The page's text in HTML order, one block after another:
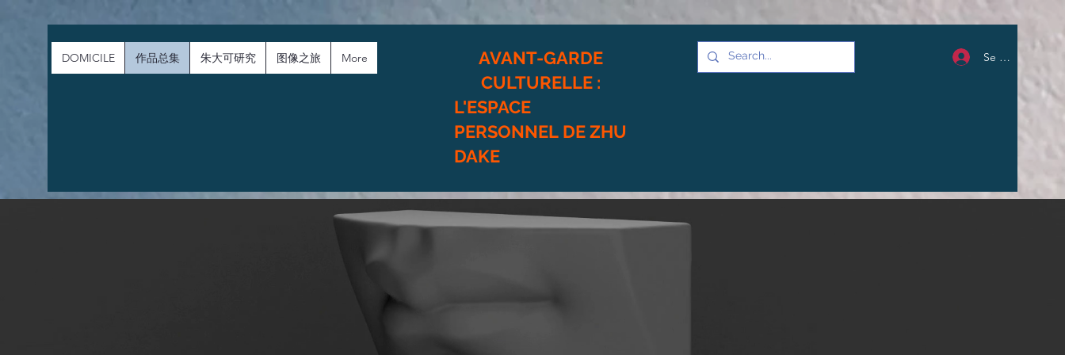
DOMICILE 作品总集 朱大可研究 图像之旅 More
AVANT-GARDE
CULTURELLE :
L'ESPACE
PERSONNEL DE ZHU
DAKE
Se connecter